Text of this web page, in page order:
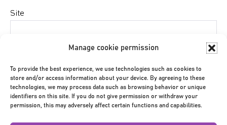
Manage cookie permission
To provide the best experience, we use technologies such as cookies to
store and/or access information about your device. By agreeing to these
technologies, we may process data such as browsing behavior or unique
identifiers on this site. If you do not give permission or withdraw your
permission, this may adversely affect certain functions and capabilities.
Site
voor de volgende keer wanneer ik een reactie plaats.